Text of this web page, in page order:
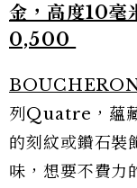
金，高度10
0,500
列Quatre，蘊
的刻紋或鑽石裝
味，想要不費力